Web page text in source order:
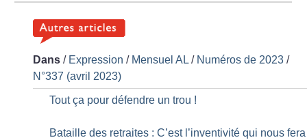
Dans / Expression / Mensuel AL / Numéros de 2023 /
N°337 (avril 2023)
Tout ça pour défendre un trou !
Bataille des retraites : C’est l’inventivité qui nous fera